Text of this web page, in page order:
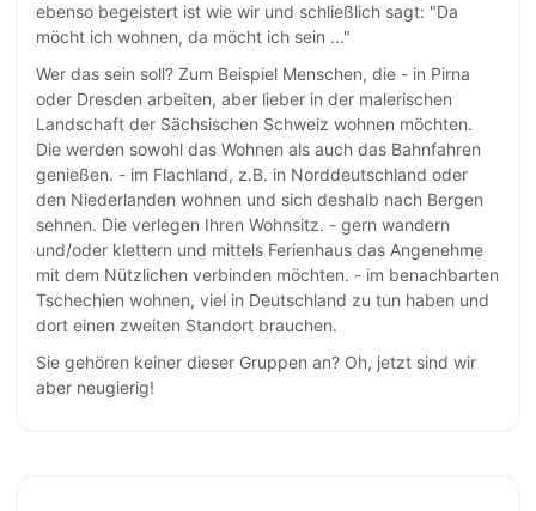
ebenso begeistert ist wie wir und schließlich sagt: "Da
möcht ich wohnen, da möcht ich sein ..."
Wer das sein soll? Zum Beispiel Menschen, die - in Pirna
oder Dresden arbeiten, aber lieber in der malerischen
Landschaft der Sächsischen Schweiz wohnen möchten.
Die werden sowohl das Wohnen als auch das Bahnfahren
genießen. - im Flachland, z.B. in Norddeutschland oder
den Niederlanden wohnen und sich deshalb nach Bergen
sehnen. Die verlegen Ihren Wohnsitz. - gern wandern
und/oder klettern und mittels Ferienhaus das Angenehme
mit dem Nützlichen verbinden möchten. - im benachbarten
Tschechien wohnen, viel in Deutschland zu tun haben und
dort einen zweiten Standort brauchen.
Sie gehören keiner dieser Gruppen an? Oh, jetzt sind wir
aber neugierig!